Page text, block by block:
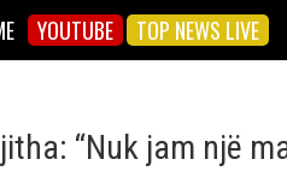
YOUTUBE TOP NEWS LIVE
“Nuk jam një